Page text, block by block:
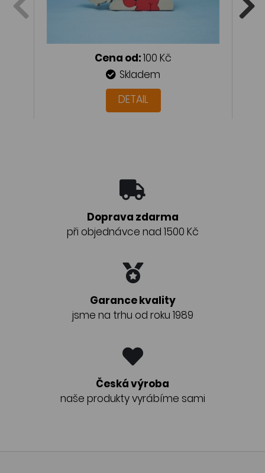
Cena od:100 Kč
Skladem
DETAIL
Doprava zdarma
při objednávce nad 1500 Kč
Garance kvality
jsme na trhu od roku 1989
Česká výroba
naše produkty vyrábíme sami